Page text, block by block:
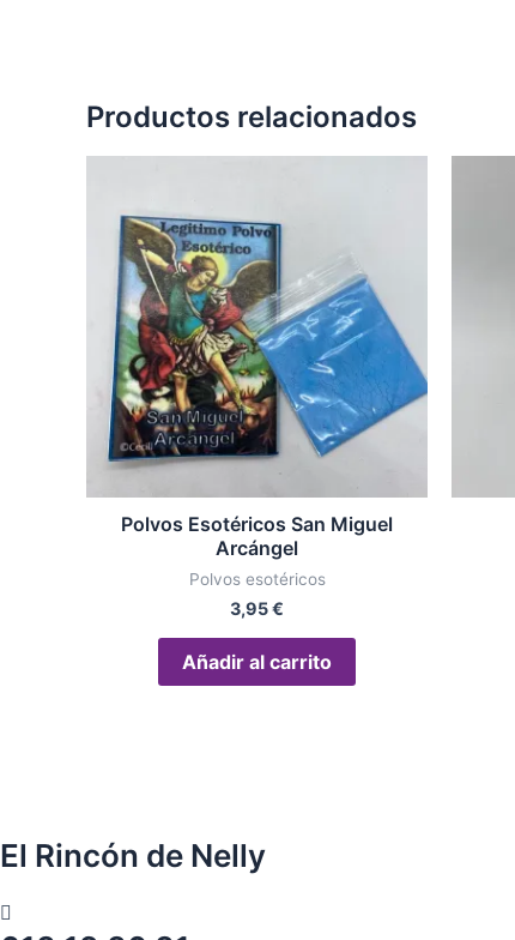
Productos relacionados
Polvos Esotéricos San Miguel
Arcángel
Polvos esotéricos
3,95€
Añadir al carrito
El Rincón de Nelly